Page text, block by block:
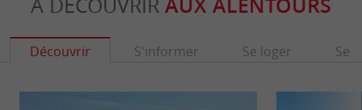
À DÉCOUVRIR AUX ALENTOURS
Découvrir S'informer Se loger Se